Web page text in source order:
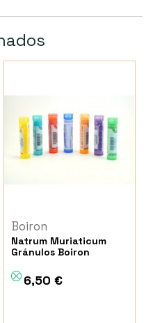
Boiron
Natrum Muriaticum
Gránulos Boiron
6,50 €